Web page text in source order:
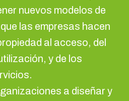
nuevos modelos de
las empresas hacen
al acceso, del
y de los
a diseñar y